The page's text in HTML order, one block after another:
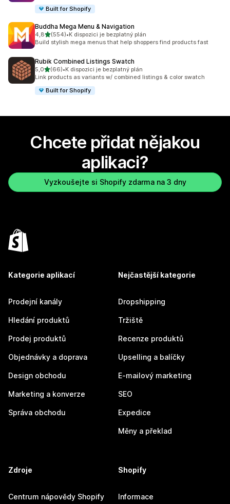
Built for Shopify
Buddha Mega Menu & Navigation
4,8z 5 hvězd
(554)
Celkový počet recenzí: 554
•K dispozici je bezplatný plán
Build stylish mega menus that help shoppers find products fast
Rubik Combined Listings Swatch
5,0z 5 hvězd
(66)
Celkový počet recenzí: 66
•K dispozici je bezplatný plán
Link products as variants w/ combined listings & color swatch
Built for Shopify
Chcete přidat nějakou
aplikaci?
Vyzkoušejte si Shopify zdarma na 3 dny
Kategorie aplikací
Prodejní kanály
Hledání produktů
Prodej produktů
Objednávky a doprava
Design obchodu
Marketing a konverze
Správa obchodu
Nejčastější kategorie
Dropshipping
Tržiště
Recenze produktů
Upselling a balíčky
E-mailový marketing
SEO
Expedice
Měny a překlad
Zdroje
Centrum nápovědy Shopify
Shopify
Informace